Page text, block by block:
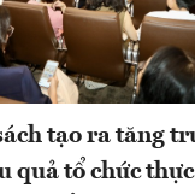
tạo ra tăng
quả tổ chức